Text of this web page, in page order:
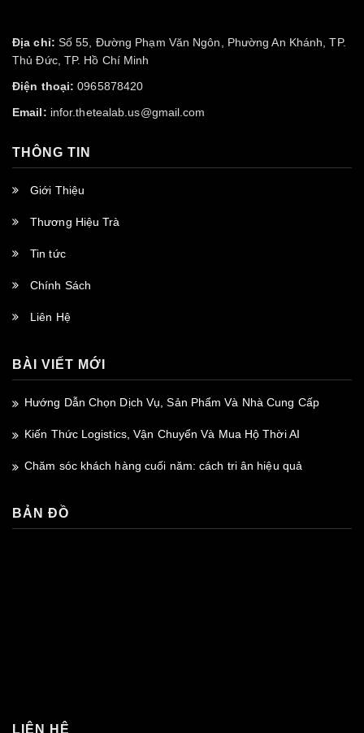
Địa chỉ: Số 55, Đường Phạm Văn Ngôn, Phường An Khánh, TP.
Thủ Đức, TP. Hồ Chí Minh
Điện thoại: 0965878420
Email: infor.thetealab.us@gmail.com
THÔNG TIN
Giới Thiệu
Thương Hiệu Trà
Tin tức
Chính Sách
Liên Hệ
BÀI VIẾT MỚI
Hướng Dẫn Chọn Dịch Vụ, Sản Phẩm Và Nhà Cung Cấp
Kiến Thức Logistics, Vận Chuyển Và Mua Hộ Thời AI
Chăm sóc khách hàng cuối năm: cách tri ân hiệu quả
BẢN ĐỒ
LIÊN HỆ